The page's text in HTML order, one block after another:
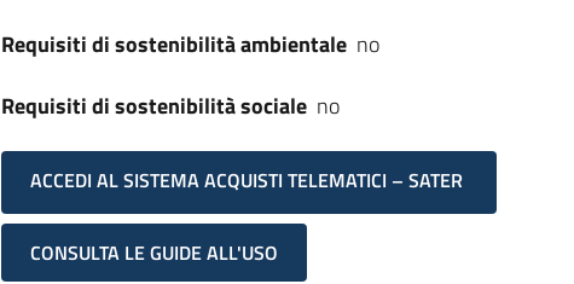
Requisiti di sostenibilità ambientale no
Requisiti di sostenibilità sociale no
ACCEDI AL SISTEMA ACQUISTI TELEMATICI – SATER
CONSULTA LE GUIDE ALL'USO